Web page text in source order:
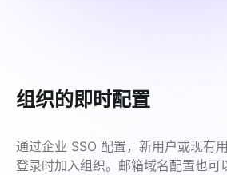
组织的即时配置
通过企业 SSO 配置，新用户或现有
登录时加入组织。邮箱域名配置也可